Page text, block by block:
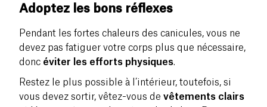
Adoptez les bons réflexes
Pendant les fortes chaleurs des canicules, vous ne
devez pas fatiguer votre corps plus que nécessaire,
donc éviter les efforts physiques.
Restez le plus possible à l’intérieur, toutefois, si
vous devez sortir, vêtez-vous de vêtements clairs